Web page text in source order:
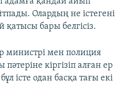
Олардың не істегені
бары белгісіз.
министрі мен полиция
кіргізіп алған ер
істе одан басқа тағы екі